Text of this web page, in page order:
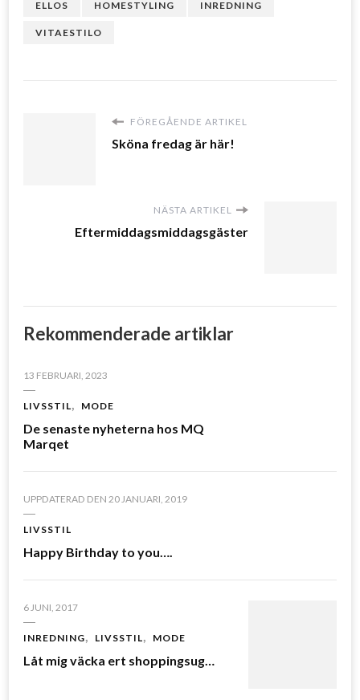
ELLOS HOMESTYLING INREDNING
VITAESTILO
FÖREGÅENDE ARTIKEL
Sköna fredag är här!
NÄSTA ARTIKEL
Eftermiddagsmiddagsgäster
Rekommenderade artiklar
13 FEBRUARI, 2023
LIVSSTIL MODE
De senaste nyheterna hos MQ
Marqet
UPPDATERAD DEN 20 JANUARI, 2019
LIVSSTIL
Happy Birthday to you….
6 JUNI, 2017
INREDNING LIVSSTIL MODE
Låt mig väcka ert shoppingsug…